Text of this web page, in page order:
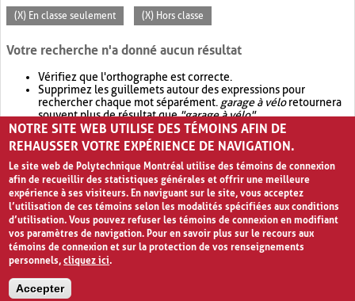
(X) En classe seulement (X) Hors classe
Votre recherche n'a donné aucun résultat
Vérifiez que l'orthographe est correcte.
Supprimez les guillemets autour des expressions pour
rechercher chaque mot séparément. garage à véloretournera
souvent plus de résultat que"garage à vélo".
Envisagez d'élargir votre recherche avec OR.garage OR vélo
retournera souvent plus de résultat quegarage à vélo
NOTRE SITE WEB UTILISE DES TÉMOINS AFIN DE
REHAUSSER VOTRE EXPÉRIENCE DE NAVIGATION.
Le site web de Polytechnique Montréal utilise des témoins de connexion
afin de recueillir des statistiques générales et offrir une meilleure
expérience à ses visiteurs. En naviguant sur le site, vous acceptez
l’utilisation de ces témoins selon les modalités spécifiées aux conditions
d’utilisation. Vous pouvez refuser les témoins de connexion en modifiant
vos paramètres de navigation. Pour en savoir plus sur le recours aux
témoins de connexion et sur la protection de vos renseignements
personnels,cliquez ici.
Accepter